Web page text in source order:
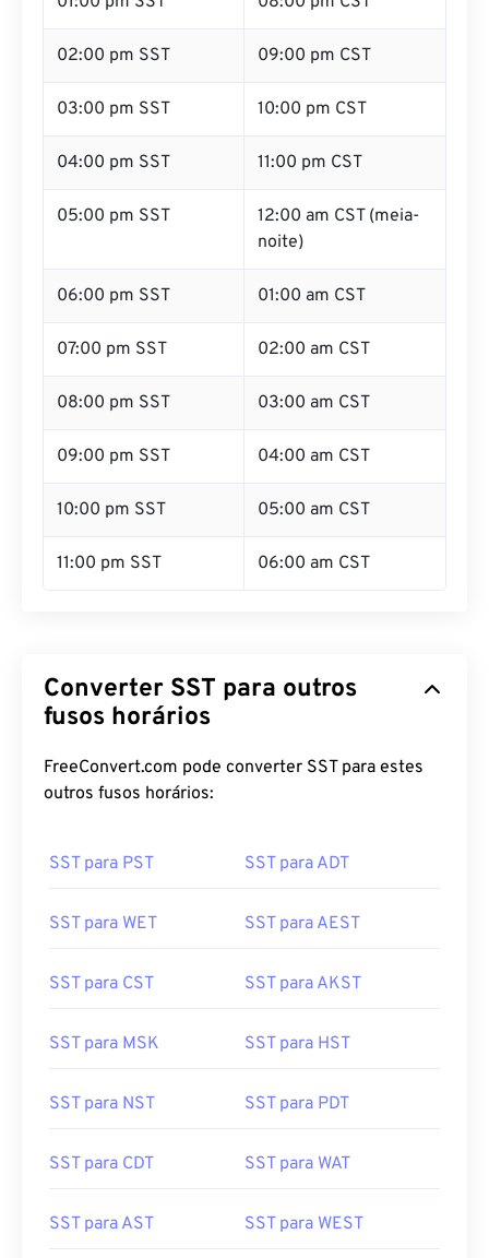
02:00 pm SST 09:00 pm CST
03:00 pm SST 10:00 pm CST
04:00 pm SST 11:00 pm CST
05:00 pm SST
12:00 am CST (meia-
noite)
06:00 pm SST 01:00 am CST
07:00 pm SST 02:00 am CST
08:00 pm SST 03:00 am CST
09:00 pm SST 04:00 am CST
10:00 pm SST 05:00 am CST
11:00 pm SST 06:00 am CST
Converter SST para outros
fusos horários
FreeConvert.com pode converter SST para estes
outros fusos horários:
SST para PST SST para ADT
SST para WET SST para AEST
SST para CST SST para AKST
SST para MSK SST para HST
SST para NST SST para PDT
SST para CDT SST para WAT
SST para AST SST para WEST